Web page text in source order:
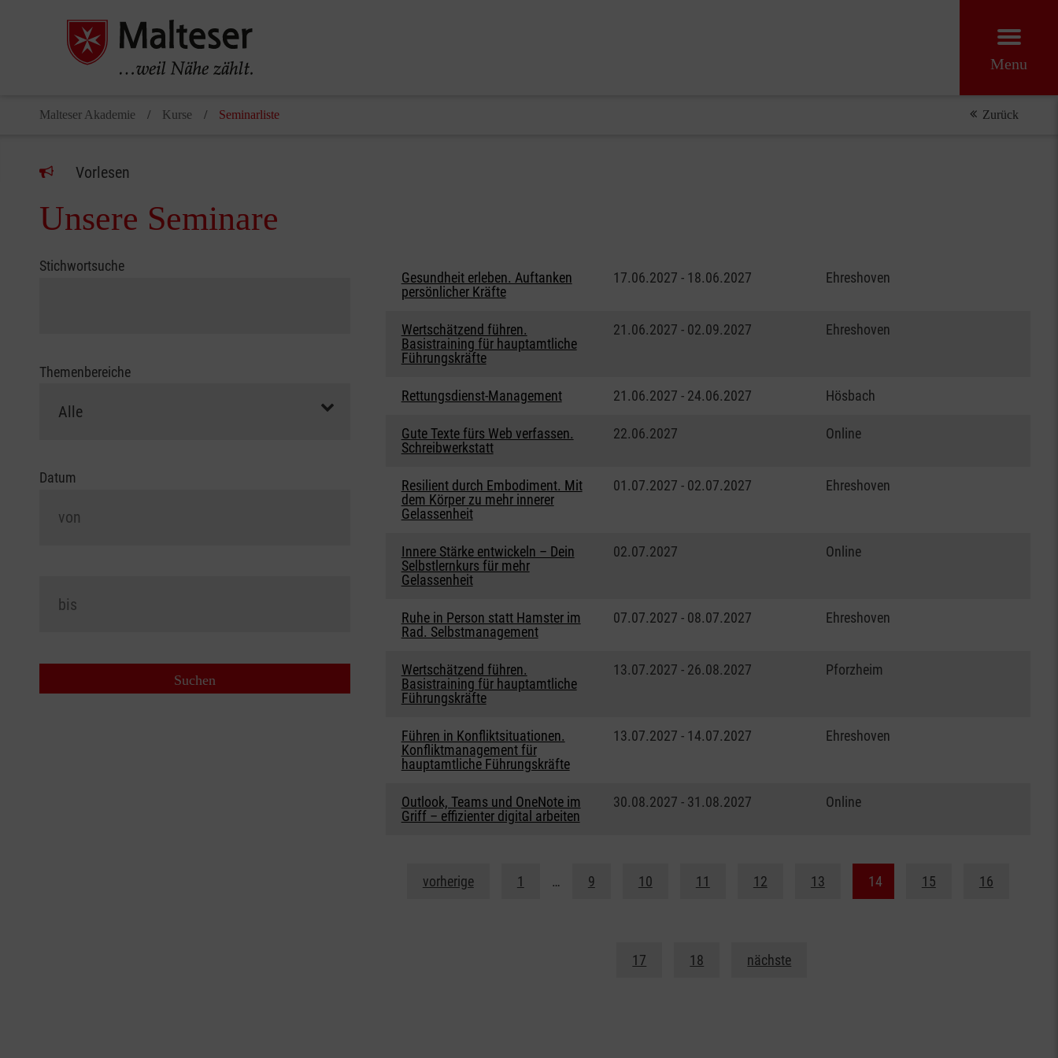
Menu
Malteser Akademie Kurse Seminarliste Zurück
Vorlesen
Unsere Seminare
Stichwortsuche
Themenbereiche
Datum
Gesundheit erleben. Auftanken
persönlicher Kräfte
17.06.2027 - 18.06.2027 Ehreshoven
Wertschätzend führen.
Basistraining für hauptamtliche
Führungskräfte
21.06.2027 - 02.09.2027 Ehreshoven
Rettungsdienst-Management 21.06.2027 - 24.06.2027 Hösbach
Gute Texte fürs Web verfassen.
Schreibwerkstatt
22.06.2027 Online
Resilient durch Embodiment. Mit
dem Körper zu mehr innerer
Gelassenheit
01.07.2027 - 02.07.2027 Ehreshoven
Innere Stärke entwickeln – Dein
Selbstlernkurs für mehr
Gelassenheit
02.07.2027 Online
Ruhe in Person statt Hamster im
Rad. Selbstmanagement
07.07.2027 - 08.07.2027 Ehreshoven
Wertschätzend führen.
Basistraining für hauptamtliche
Führungskräfte
13.07.2027 - 26.08.2027 Pforzheim
Führen in Konfliktsituationen.
Konfliktmanagement für
hauptamtliche Führungskräfte
13.07.2027 - 14.07.2027 Ehreshoven
Outlook, Teams und OneNote im
Griff – effizienter digital arbeiten
30.08.2027 - 31.08.2027 Online
vorherige 1 … 9 10 11 12 13 14 15 16
17 18 nächste